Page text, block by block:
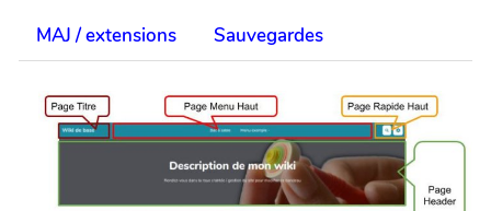
MAJ / extensions
Sauvegardes